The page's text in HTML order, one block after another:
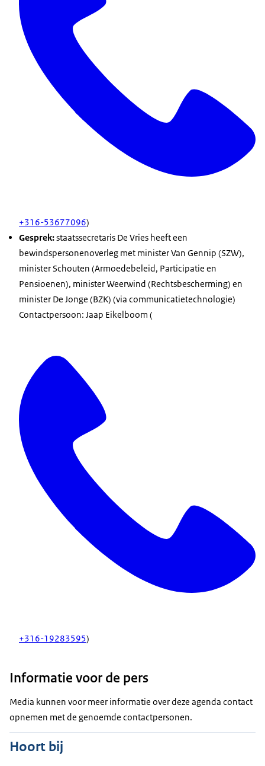
+316-53677096)
Gesprek:staatssecretaris De Vries heeft een
bewindspersonenoverleg met minister Van Gennip (SZW),
minister Schouten (Armoedebeleid, Participatie en
Pensioenen), minister Weerwind (Rechtsbescherming) en
minister De Jonge (BZK) (via communicatietechnologie)
Contactpersoon: Jaap Eikelboom (
+316-19283595)
Informatie voor de pers
Media kunnen voor meer informatie over deze agenda contact
opnemen met de genoemde contactpersonen.
Hoort bij